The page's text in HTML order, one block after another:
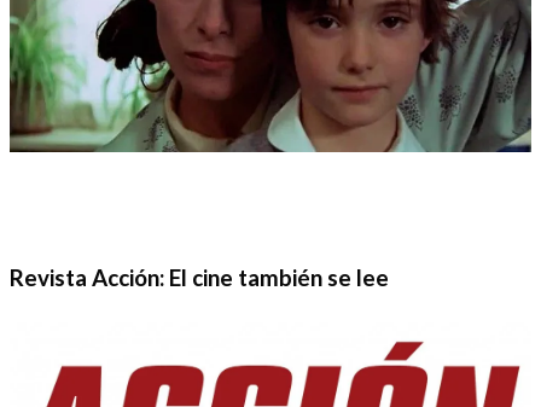
Revista Acción: El cine también se lee